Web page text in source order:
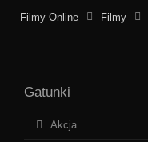
Filmy Online Filmy
Gatunki
Akcja